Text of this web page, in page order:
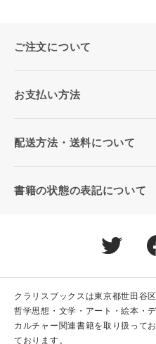
ご注文について
お支払い方法
配送方法・送料について
書籍の状態の表記について
クラリスブックスは東京都世田谷
哲学思想・文学・アート・絵本・
カルチャー関連書籍を取り扱って
ております。